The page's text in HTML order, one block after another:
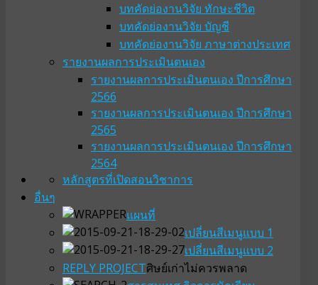
บทคัดย่องานวิจัย ทักษะชีวิต
บทคัดย่องานวิจัย บัญชี
บทคัดย่องานวิจัย ภาษาต่างประเทศ
รายงานผลการประเมินตนเอง
รายงานผลการประเมินตนเอง ปีการศึกษา
2566
รายงานผลการประเมินตนเอง ปีการศึกษา
2565
รายงานผลการประเมินตนเอง ปีการศึกษา
2564
วิชาการ
หลักสูตรที่เปิดสอน
อื่นๆ
แผนที่
เปลี่ยนสีเมนูแบบ 1
เปลี่ยนสีเมนูแบบ 2
REPLY PROJECTศิษย์เก่าไม่ควรพลาด